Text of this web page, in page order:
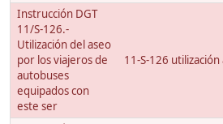
Instrucción DGT
11/S-126.-
Utilización del aseo
por los viajeros de
autobuses
equipados con
este ser
11-S-126